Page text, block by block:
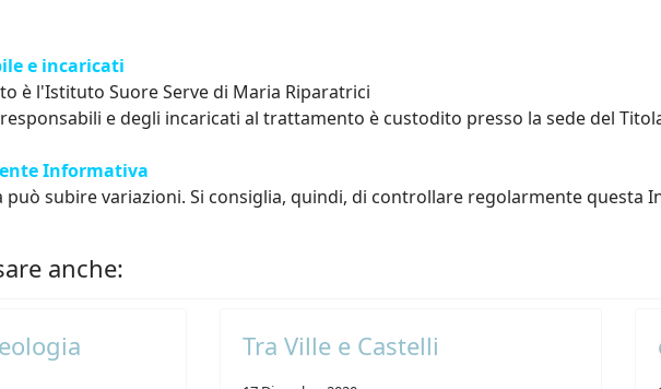
e incaricati
è l'Istituto Suore Serve di Maria Riparatrici
responsabili e degli incaricati al trattamento è custodito presso la sede del
Informativa
può subire variazioni. Si consiglia, quindi, di controllare regolarmente questa
anche:
Tra Ville e Castelli